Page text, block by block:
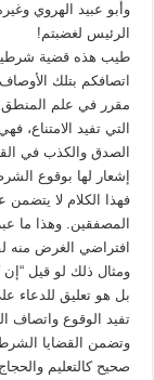
وأبو عبيد الهروي
الرئيس لغضبتم!
طيب هذه قضية
اتصافكم بتلك
مقرر في علم المنطق
التي تفيد الامتناع،
الصدق والكذب في
إشعار لها بوقوع
فهذا الكلام لا يتضمن
المصفقين. وهذا ما
افتراضي الغرض منه
ومثال ذلك لو قيل “إن
بل هو تعليق للدعاء
تفيد الوقوع واتصاف
وتضمن القضايا
صحيح كالتعليم